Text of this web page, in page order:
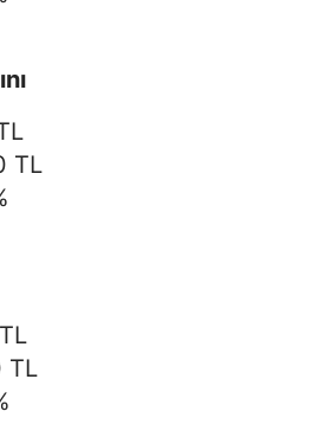
TL
TL